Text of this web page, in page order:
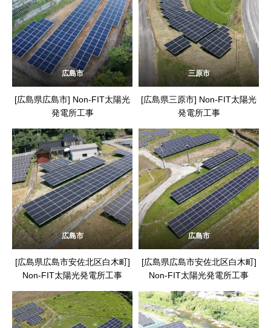
広島市
[広島県広島市] Non-FIT太陽光
発電所工事
三原市
[広島県三原市] Non-FIT太陽光
発電所工事
広島市
[広島県広島市安佐北区白木町]
Non-FIT太陽光発電所工事
広島市
[広島県広島市安佐北区白木町]
Non-FIT太陽光発電所工事